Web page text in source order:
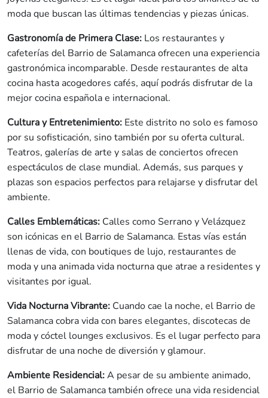
moda que buscan las últimas tendencias y piezas únicas.
Gastronomía de Primera Clase: Los restaurantes y
cafeterías del Barrio de Salamanca ofrecen una experiencia
gastronómica incomparable. Desde restaurantes de alta
cocina hasta acogedores cafés, aquí podrás disfrutar de la
mejor cocina española e internacional.
Cultura y Entretenimiento: Este distrito no solo es famoso
por su sofisticación, sino también por su oferta cultural.
Teatros, galerías de arte y salas de conciertos ofrecen
espectáculos de clase mundial. Además, sus parques y
plazas son espacios perfectos para relajarse y disfrutar del
ambiente.
Calles Emblemáticas: Calles como Serrano y Velázquez
son icónicas en el Barrio de Salamanca. Estas vías están
llenas de vida, con boutiques de lujo, restaurantes de
moda y una animada vida nocturna que atrae a residentes y
visitantes por igual.
Vida Nocturna Vibrante: Cuando cae la noche, el Barrio de
Salamanca cobra vida con bares elegantes, discotecas de
moda y cóctel lounges exclusivos. Es el lugar perfecto para
disfrutar de una noche de diversión y glamour.
Ambiente Residencial:A pesar de su ambiente animado,
el Barrio de Salamanca también ofrece una vida residencial